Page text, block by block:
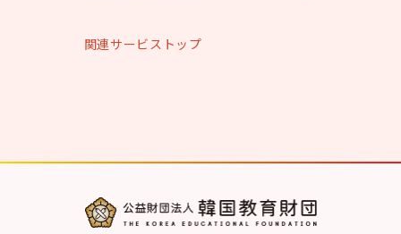
関連サービストップ